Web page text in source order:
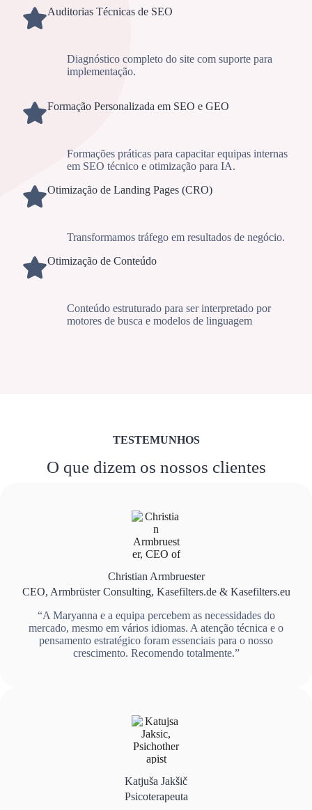
Auditorias Técnicas de SEO
Diagnóstico completo do site com suporte para
implementação.
Formação Personalizada em SEO e GEO
Formações práticas para capacitar equipas internas
em SEO técnico e otimização para IA.
Otimização de Landing Pages (CRO)
Transformamos tráfego em resultados de negócio.
Otimização de Conteúdo
Conteúdo estruturado para ser interpretado por
motores de busca e modelos de linguagem
TESTEMUNHOS
O que dizem os nossos clientes
Christian Armbruester
CEO, Armbrüster Consulting, Kasefilters.de & Kasefilters.eu
“A Maryanna e a equipa percebem as necessidades do
mercado, mesmo em vários idiomas. A atenção técnica e o
pensamento estratégico foram essenciais para o nosso
crescimento. Recomendo totalmente.”
Katjuša Jakšič
Psicoterapeuta